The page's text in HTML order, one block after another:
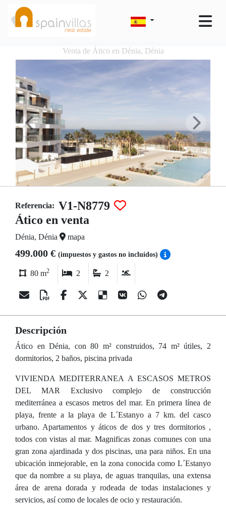
Venta de Ático en Dénia, Dénia
Referencia: V1-N8779
Ático en venta
Dénia, Dénia mapa
499.000 € (impuestos y gastos no incluídos)
80 m2 2 2
Descripción
Ático en Dénia, con 80 m² construidos, 74 m² útiles, 2
dormitorios, 2 baños, piscina privada
VIVIENDA MEDITERRANEA A ESCASOS METROS
DEL MAR Exclusivo complejo de construcción
mediterránea a escasos metros del mar. En primera línea de
playa, frente a la playa de L´Estanyo a 7 km. del casco
urbano. Apartamentos y áticos de dos y tres dormitorios ,
todos con vistas al mar. Magnificas zonas comunes con una
gran zona ajardinada y dos piscinas, una para niños. En una
ubicación inmejorable, en la zona conocida como L´Estanyo
que da nombre a su playa, de aguas tranquilas, una extensa
área de arena dorada y rodeada de todas instalaciones y
servicios, así como de locales de ocio y restauración.